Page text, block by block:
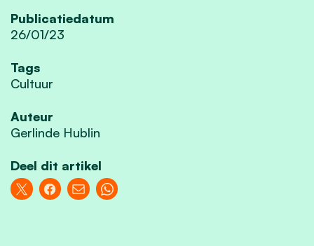
Publicatiedatum
26/01/23
Tags
Cultuur
Auteur
Gerlinde Hublin
Deel dit artikel